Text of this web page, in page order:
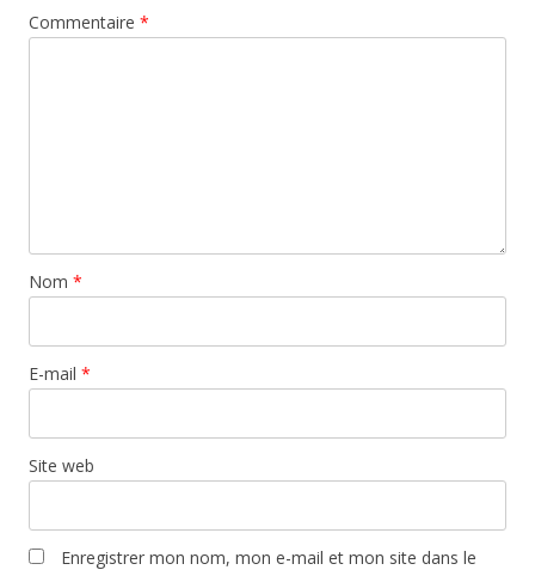
Commentaire *
Nom *
E-mail *
Site web
Enregistrer mon nom, mon e-mail et mon site dans le